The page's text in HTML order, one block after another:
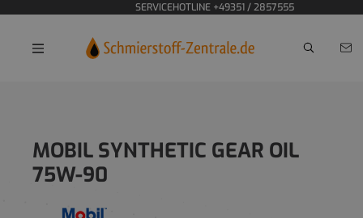
SERVICEHOTLINE +49351 / 2857555
MOBIL SYNTHETIC GEAR OIL
75W-90